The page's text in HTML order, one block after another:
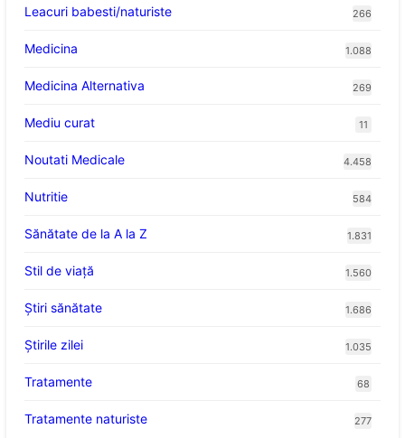
Leacuri babesti/naturiste 266
Medicina 1.088
Medicina Alternativa 269
Mediu curat 11
Noutati Medicale 4.458
Nutritie 584
Sănătate de la A la Z 1.831
Stil de viaţă 1.560
Ştiri sănătate 1.686
Știrile zilei 1.035
Tratamente 68
Tratamente naturiste 277